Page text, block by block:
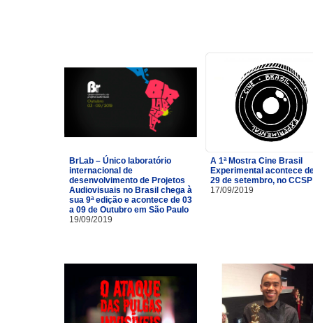
BrLab – Único laboratório
internacional de
desenvolvimento de Projetos
Audiovisuais no Brasil chega à
sua 9ª edição e acontece de 03
a 09 de Outubro em São Paulo
19/09/2019
A 1ª Mostra Cine Brasil
Experimental acontece
29 de setembro, no CCSP
17/09/2019